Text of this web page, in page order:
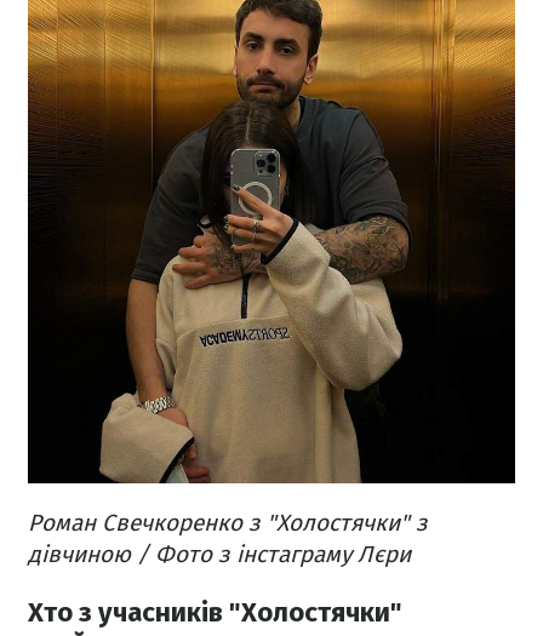
Роман Свечкоренко з "Холостячки" з
дівчиною / Фото з інстаграму Лєри
Хто з учасників "Холостячки"